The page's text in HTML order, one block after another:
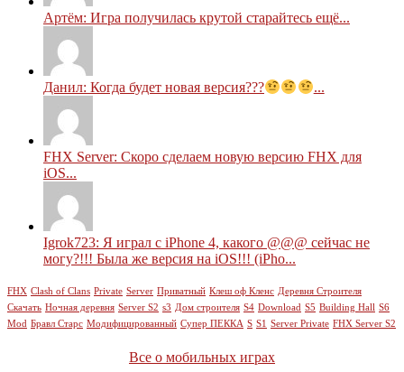
Артём: Игра получилась крутой старайтесь ещё...
Данил: Когда будет новая версия??? ...
FHX Server: Скоро сделаем новую версию FHX для
iOS...
Igrok723: Я играл с iPhone 4, какого @@@ сейчас не
могу?!!! Была же версия на iOS!!! (iPho...
FHX Clash of Clans Private Server Приватный Клеш оф Кленс Деревня Строителя
Скачать Ночная деревня Server S2 s3 Дом строителя S4 Download S5 Building Hall S6
Mod Бравл Старс Модифицированный Супер ПЕККА S S1 Server Private FHX Server S2
Все о мобильных играх